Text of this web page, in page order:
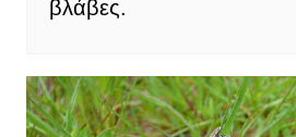
βλάβες.